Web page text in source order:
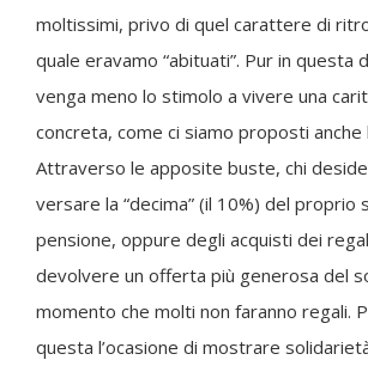
moltissimi, privo di quel carattere di
quale eravamo “abituati”. Pur in questa
venga meno lo stimolo a vivere una
concreta, come ci siamo proposti anche
Attraverso le apposite buste, chi
versare la “decima” (il 10%) del proprio
pensione, oppure degli acquisti dei
devolvere un offerta più generosa del
momento che molti non faranno regali.
questa l’ocasione di mostrare